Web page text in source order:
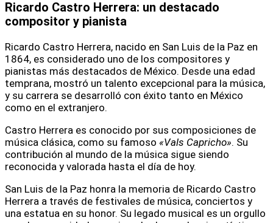
Ricardo Castro Herrera: un destacado
compositor y pianista
Ricardo Castro Herrera, nacido en San Luis de la Paz en
1864, es considerado uno de los compositores y
pianistas más destacados de México. Desde una edad
temprana, mostró un talento excepcional para la música,
y su carrera se desarrolló con éxito tanto en México
como en el extranjero.
Castro Herrera es conocido por sus composiciones de
música clásica, como su famoso «Vals Capricho». Su
contribución al mundo de la música sigue siendo
reconocida y valorada hasta el día de hoy.
San Luis de la Paz honra la memoria de Ricardo Castro
Herrera a través de festivales de música, conciertos y
una estatua en su honor. Su legado musical es un orgullo